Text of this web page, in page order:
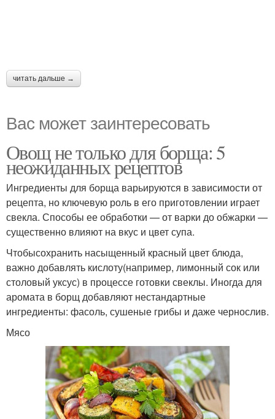
читать дальше →
Вас может заинтересовать
Овощ не только для борща: 5
неожиданных рецептов
Ингредиенты для борща варьируются в зависимости от
рецепта, но ключевую роль в его приготовлении играет
свекла. Способы ее обработки — от варки до обжарки —
существенно влияют на вкус и цвет супа.
Чтобысохранить насыщенный красный цвет блюда,
важно добавлять кислоту(например, лимонный сок или
столовый уксус) в процессе готовки свеклы. Иногда для
аромата в борщ добавляют нестандартные
ингредиенты: фасоль, сушеные грибы и даже чернослив.
Мясо